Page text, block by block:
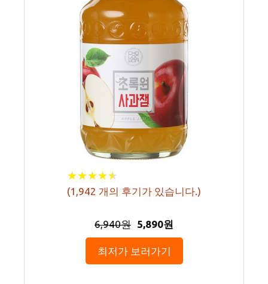
★★★★★
★★★★★
(1,942 개의 후기가 있습니다.)
6,940원 5,890원
최저가 보러가기